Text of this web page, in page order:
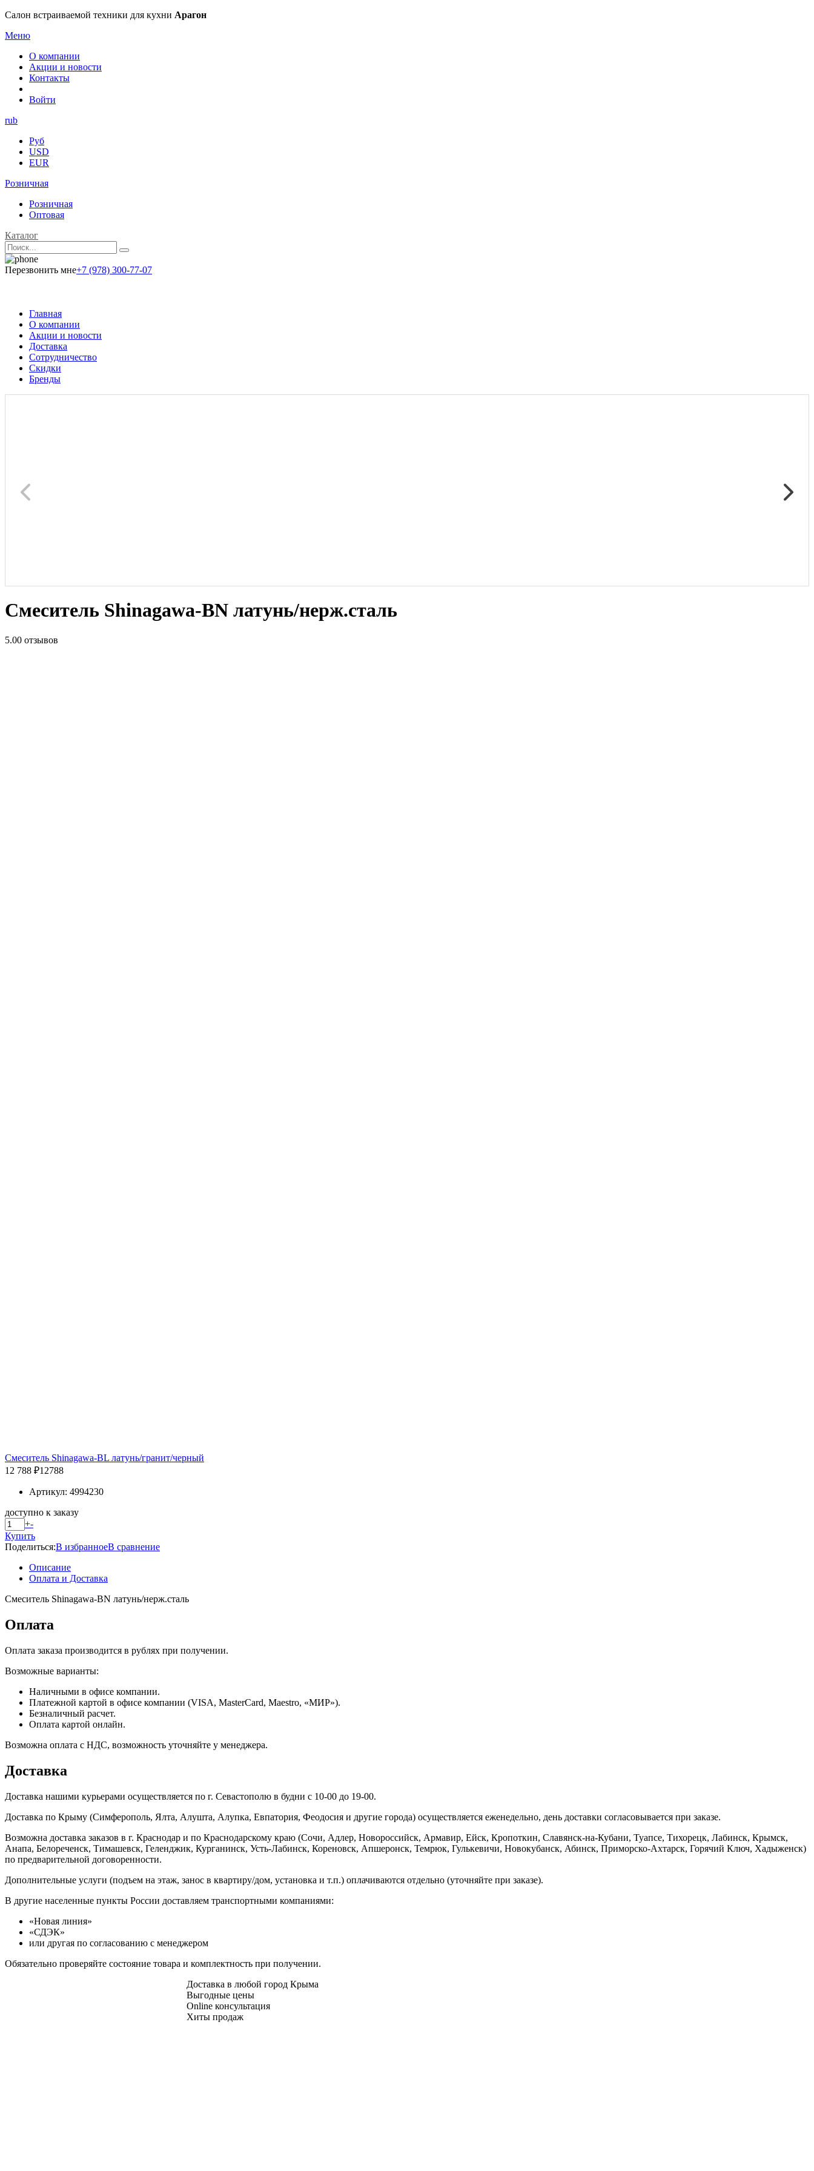
Салон встраиваемой техники для кухни Арагон
Меню
О компании
Акции и новости
Контакты
Войти
rub
Руб
USD
EUR
Розничная
Розничная
Оптовая
Каталог
Перезвонить мне+7 (978) 300-77-07
Главная
О компании
Акции и новости
Доставка
Сотрудничество
Скидки
Бренды
Смеситель Shinagawa-BN латунь/нерж.сталь
5.00 отзывов
Смеситель Shinagawa-BL латунь/гранит/черный
12 788 ₽12788
Артикул: 4994230
доступно к заказу
+-
Купить
Поделиться:В избранноеВ сравнение
Описание
Оплата и Доставка
Смеситель Shinagawa-BN латунь/нерж.сталь
Оплата
Оплата заказа производится в рублях при получении.
Возможные варианты:
Наличными в офисе компании.
Платежной картой в офисе компании (VISA, MasterCard, Maestro, «МИР»).
Безналичный расчет.
Оплата картой онлайн.
Возможна оплата с НДС, возможность уточняйте у менеджера.
Доставка
Доставка нашими курьерами осуществляется по г. Севастополю в будни с 10-00 до 19-00.
Доставка по Крыму (Симферополь, Ялта, Алушта, Алупка, Евпатория, Феодосия и другие города) осуществляется еженедельно, день доставки согласовывается при заказе.
Возможна доставка заказов в г. Краснодар и по Краснодарскому краю (Сочи, Адлер, Новороссийск, Армавир, Ейск, Кропоткин, Славянск-на-Кубани, Туапсе, Тихорецк, Лабинск, Крымск,
Анапа, Белореченск, Тимашевск, Геленджик, Курганинск, Усть-Лабинск, Кореновск, Апшеронск, Темрюк, Гулькевичи, Новокубанск, Абинск, Приморско-Ахтарск, Горячий Ключ, Хадыженск)
по предварительной договоренности.
Дополнительные услуги (подъем на этаж, занос в квартиру/дом, установка и т.п.) оплачиваются отдельно (уточняйте при заказе).
В другие населенные пункты России доставляем транспортными компаниями:
«Новая линия»
«СДЭК»
или другая по согласованию с менеджером
Обязательно проверяйте состояние товара и комплектность при получении.
Доставка в любой город Крыма
Выгодные цены
Online консультация
Хиты продаж